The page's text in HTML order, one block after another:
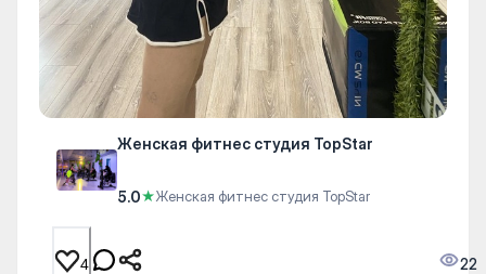
Женская фитнес студия TopStar
5.0★Женская фитнес студия TopStar
4 22